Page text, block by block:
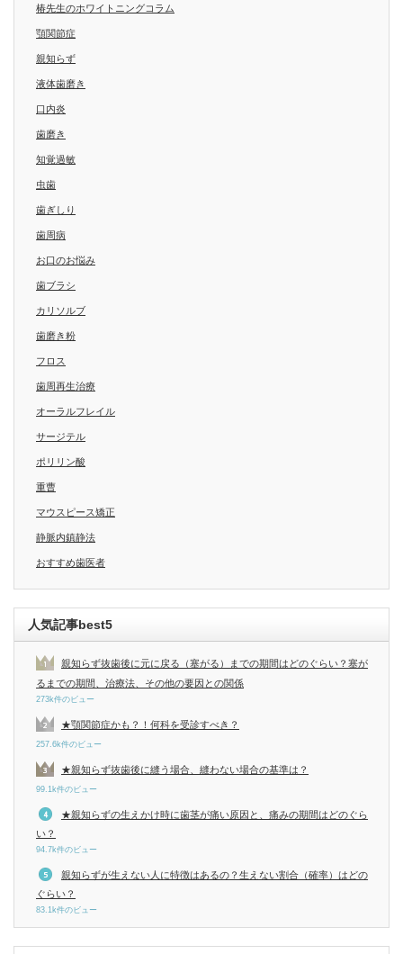
椿先生のホワイトニングコラム
顎関節症
親知らず
液体歯磨き
口内炎
歯磨き
知覚過敏
虫歯
歯ぎしり
歯周病
お口のお悩み
歯ブラシ
カリソルブ
歯磨き粉
フロス
歯周再生治療
オーラルフレイル
サージテル
ポリリン酸
重曹
マウスピース矯正
静脈内鎮静法
おすすめ歯医者
人気記事best5
親知らず抜歯後に元に戻る（塞がる）までの期間はどのぐらい？塞が
るまでの期間、治療法、その他の要因との関係
273k件のビュー
★顎関節症かも？！何科を受診すべき？
257.6k件のビュー
★親知らず抜歯後に縫う場合、縫わない場合の基準は？
99.1k件のビュー
★親知らずの生えかけ時に歯茎が痛い原因と、痛みの期間はどのぐら
い？
94.7k件のビュー
親知らずが生えない人に特徴はあるの？生えない割合（確率）はどの
ぐらい？
83.1k件のビュー